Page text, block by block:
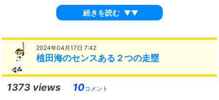
続きを読む ▼▼
2024年04月17日 7:42
植田海のセンスある２つの走塁
1373 views 10コメント